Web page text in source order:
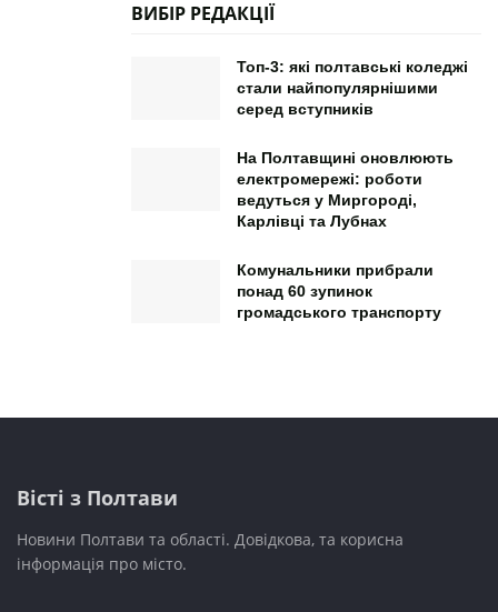
ВИБІР РЕДАКЦІЇ
Топ-3: які полтавські коледжі
стали найпопулярнішими
серед вступників
На Полтавщині оновлюють
електромережі: роботи
ведуться у Миргороді,
Карлівці та Лубнах
Комунальники прибрали
понад 60 зупинок
громадського транспорту
Вісті з Полтави
Новини Полтави та області. Довідкова, та корисна
інформація про місто.